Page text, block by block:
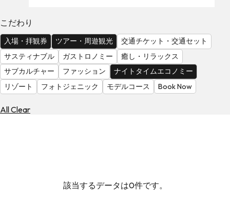
る
こだわり
入場・拝観券 ツアー・周遊観光
交通チケット・交通セット
サスティナブル
ガストロノミー
癒し・リラックス
サブカルチャー
ファッション
ナイトタイムエコノミー
リゾート
フォトジェニック モデルコース Book Now
All Clear
該当するデータは0件です。